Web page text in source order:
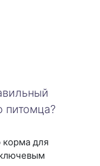
питомца?
для